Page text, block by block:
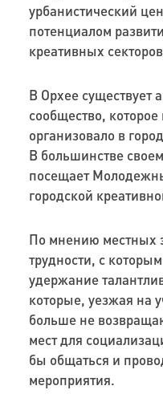
урбанистический
потенциалом
креативных
В Орхее существует
сообщество,
организовало в
В большинстве
посещает
городской
По мнению местных
трудности, с
удержание
которые, уезжая на
больше не
мест для
бы общаться и
мероприятия.